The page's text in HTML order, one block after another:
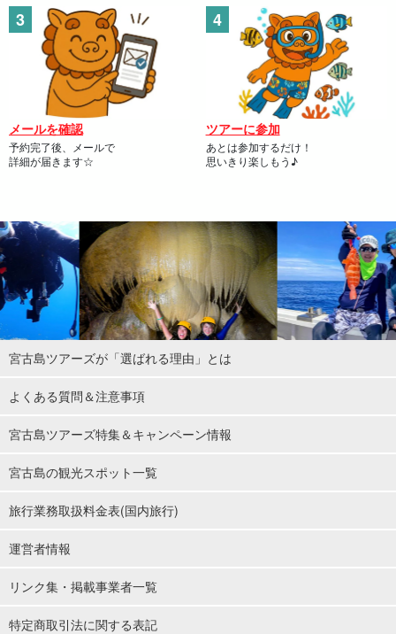
メールを確認
予約完了後、メールで
詳細が届きます☆
ツアーに参加
あとは参加するだけ！
思いきり楽しもう♪
宮古島ツアーズが「選ばれる理由」とは
よくある質問＆注意事項
宮古島ツアーズ特集＆キャンペーン情報
宮古島の観光スポット一覧
旅行業務取扱料金表(国内旅行)
運営者情報
リンク集・掲載事業者一覧
特定商取引法に関する表記